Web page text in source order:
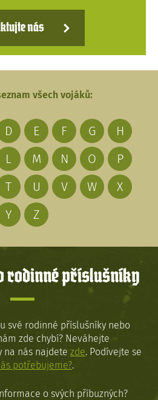
nás
všech vojáků:
D E F G
H
L M N O
P
T U V W
X
Y
Z
rodinné příslušníky
své rodinné příslušníky nebo
zde chybí? Neváhejte
na nás najdete zde. Podívejte se
potřebujeme?.
o svých příbuzných?